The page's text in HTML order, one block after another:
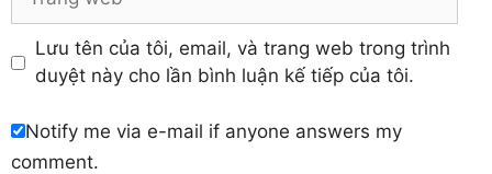
Lưu tên của tôi, email, và trang web trong trình
duyệt này cho lần bình luận kế tiếp của tôi.
Notify me via e-mail if anyone answers my
comment.